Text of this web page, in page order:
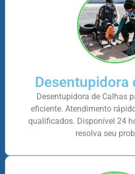
Desentupidora
Desentupidora de Calhas
eficiente. Atendimento
qualificados. Disponível 24
resolva seu